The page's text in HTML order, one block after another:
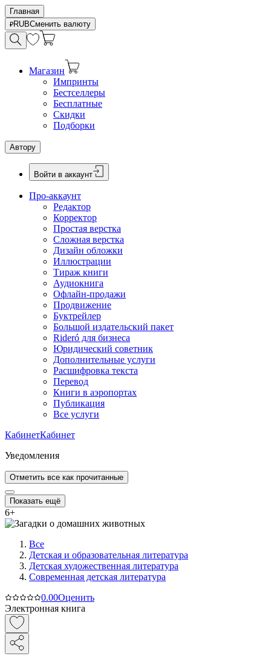
Главная
RUBСменить валюту
Магазин
Импринты
Бестселлеры
Бесплатные
Скидки
Подборки
Автору
Войти в аккаунт
Про-аккаунт
Редактор
Корректор
Простая верстка
Сложная верстка
Дизайн обложки
Иллюстрации
Тираж книги
Аудиокнига
Офлайн-продажи
Продвижение
Буктрейлер
Большой издательский пакет
Rideró для бизнеса
Юридический советник
Дополнительные услуги
Расшифровка текста
Перевод
Книги в аэропортах
Публикация
Все услуги
КабинетКабинет
Уведомления
Отметить все как прочитанные
Показать ещё
6+
Все
Детская и образовательная литература
Детская художественная литература
Современная детская литература
0.00Оценить
Электронная книга